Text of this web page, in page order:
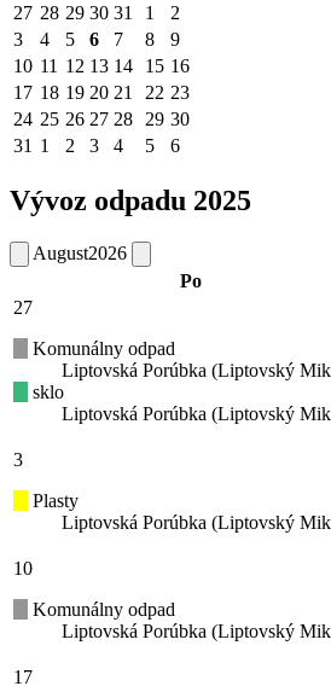
27 28 29 30 31 1
2
3
4 5 6 7 8
9
10 11 12 13 14 15 16
17 18 19 20 21 22 23
24 25 26 27 28 29 30
31 1 2 3 4 5 6
Vývoz odpadu 2025
August2026
Po
27
Komunálny odpad
Liptovská Porúbka (Liptovský
sklo
Liptovská Porúbka (Liptovský
3
Plasty
Liptovská Porúbka (Liptovský
10
Komunálny odpad
Liptovská Porúbka (Liptovský
17